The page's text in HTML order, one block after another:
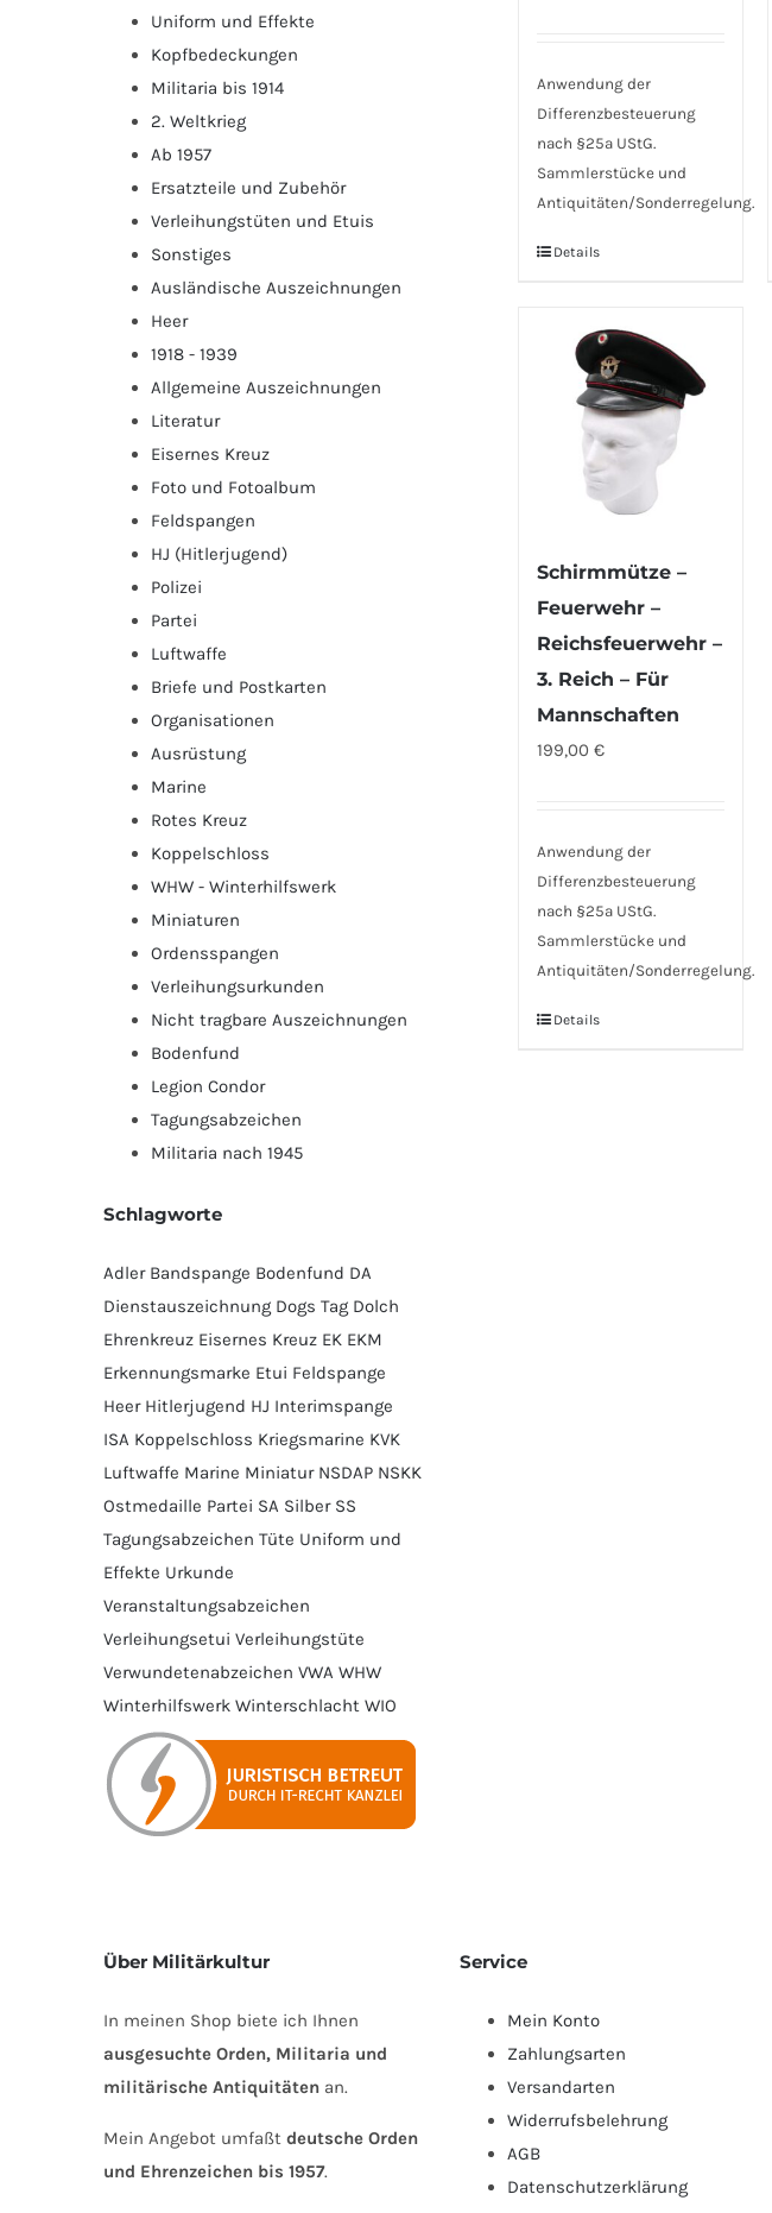
Anwendung der
Differenzbesteuerung
nach §25a UStG.
Sammlerstücke und
Antiquitäten/Sonderregelung.
Details
Schirmmütze –
Feuerwehr –
Reichsfeuerwehr –
3. Reich – Für
Mannschaften
199,00€
Anwendung der
Differenzbesteuerung
nach §25a UStG.
Sammlerstücke und
Antiquitäten/Sonderregelung.
Details
Uniform und Effekte
Kopfbedeckungen
Militaria bis 1914
2. Weltkrieg
Ab 1957
Ersatzteile und Zubehör
Verleihungstüten und Etuis
Sonstiges
Ausländische Auszeichnungen
Heer
1918 - 1939
Allgemeine Auszeichnungen
Literatur
Eisernes Kreuz
Foto und Fotoalbum
Feldspangen
HJ (Hitlerjugend)
Polizei
Partei
Luftwaffe
Briefe und Postkarten
Organisationen
Ausrüstung
Marine
Rotes Kreuz
Koppelschloss
WHW - Winterhilfswerk
Miniaturen
Ordensspangen
Verleihungsurkunden
Nicht tragbare Auszeichnungen
Bodenfund
Legion Condor
Tagungsabzeichen
Militaria nach 1945
Schlagworte
Adler Bandspange Bodenfund DA
Dienstauszeichnung Dogs Tag Dolch
Ehrenkreuz Eisernes Kreuz EK EKM
Erkennungsmarke Etui Feldspange
Heer Hitlerjugend HJ Interimspange
ISA Koppelschloss Kriegsmarine KVK
Luftwaffe Marine Miniatur NSDAP NSKK
Ostmedaille Partei SA Silber SS
Tagungsabzeichen Tüte Uniform und
Effekte Urkunde
Veranstaltungsabzeichen
Verleihungsetui Verleihungstüte
Verwundetenabzeichen VWA WHW
Winterhilfswerk Winterschlacht WIO
Über Militärkultur
In meinen Shop biete ich Ihnen
ausgesuchte Orden, Militaria und
militärische Antiquitäten an.
Mein Angebot umfaßt deutsche Orden
und Ehrenzeichen bis 1957.
Service
Mein Konto
Zahlungsarten
Versandarten
Widerrufsbelehrung
AGB
Datenschutzerklärung